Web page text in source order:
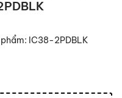
IC38-2PDBLK